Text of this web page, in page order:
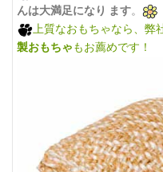
んは大満足になり ます。
上質なおもちゃなら、弊
製おもちゃもお薦めです！